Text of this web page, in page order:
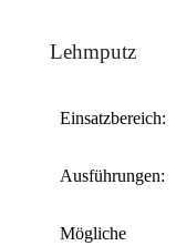
Lehmputz
Einsatzbereich:
Ausführungen:
Mögliche